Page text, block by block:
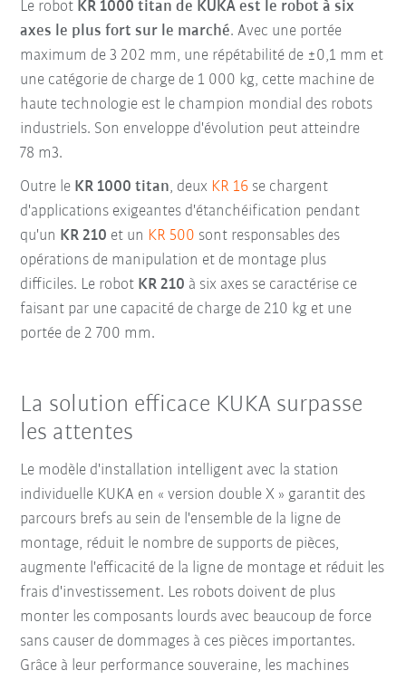
Le robot KR 1000 titan de KUKA est le robot à six
axes le plus fort sur le marché. Avec une portée
maximum de 3 202 mm, une répétabilité de ±0,1 mm et
une catégorie de charge de 1 000 kg, cette machine de
haute technologie est le champion mondial des robots
industriels. Son enveloppe d'évolution peut atteindre
78 m3.
Outre le KR 1000 titan, deux KR 16 se chargent
d'applications exigeantes d'étanchéification pendant
qu'un KR 210 et un KR 500 sont responsables des
opérations de manipulation et de montage plus
difficiles. Le robot KR 210 à six axes se caractérise ce
faisant par une capacité de charge de 210 kg et une
portée de 2 700 mm.
La solution efficace KUKA surpasse
les attentes
Le modèle d'installation intelligent avec la station
individuelle KUKA en « version double X » garantit des
parcours brefs au sein de l'ensemble de la ligne de
montage, réduit le nombre de supports de pièces,
augmente l'efficacité de la ligne de montage et réduit les
frais d'investissement. Les robots doivent de plus
monter les composants lourds avec beaucoup de force
sans causer de dommages à ces pièces importantes.
Grâce à leur performance souveraine, les machines